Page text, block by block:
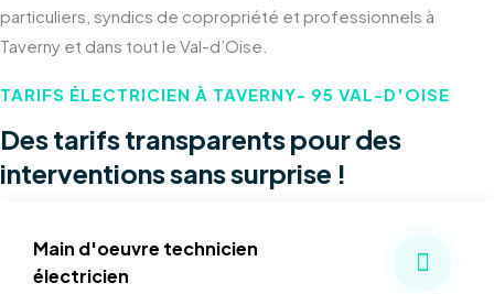
particuliers, syndics de copropriété et professionnels à
Taverny et dans tout le Val-d’Oise.
TARIFS ÉLECTRICIEN À TAVERNY- 95 VAL-D'OISE
Des tarifs transparents pour des
interventions sans surprise !
Main d'oeuvre technicien
électricien